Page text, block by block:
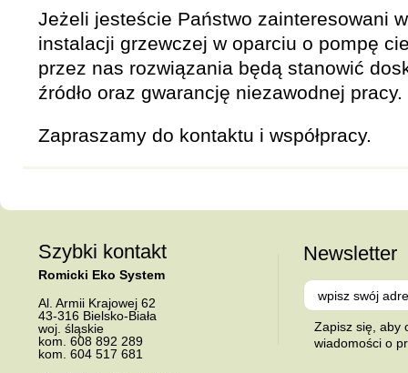
Jeżeli jesteście Państwo zainteresowani
instalacji grzewczej w oparciu o pompę
przez nas rozwiązania będą stanowić
źródło oraz gwarancję niezawodnej pracy.
Zapraszamy do kontaktu i współpracy.
Szybki kontakt
Romicki Eko System
Al. Armii Krajowej 62
43-316 Bielsko-Biała
woj. śląskie
kom. 608 892 289
kom. 604 517 681
Newsletter
Zapisz się, aby
wiadomości o